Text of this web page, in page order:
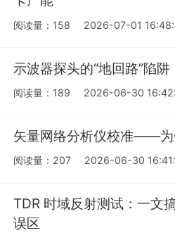
阅读量：158 2026-07-01
示波器探头的“地回路”陷阱
阅读量：189 2026-06-30
矢量网络分析仪校准——为
阅读量：207 2026-06-30
TDR 时域反射测试：一文
误区